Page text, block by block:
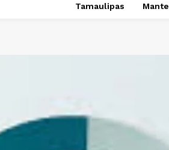
Tamaulipas Mante